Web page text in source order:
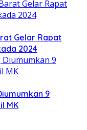
Gelar Rapat
2024
9
MK